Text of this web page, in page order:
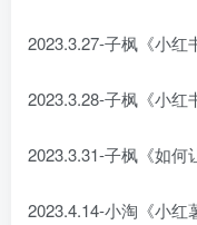
2023.3.27-子枫《小红
2023.3.28-子枫《小红
2023.3.31-子枫《如何
2023.4.14-小淘《小红